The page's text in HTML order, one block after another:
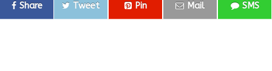
Share Tweet Pin Mail SMS